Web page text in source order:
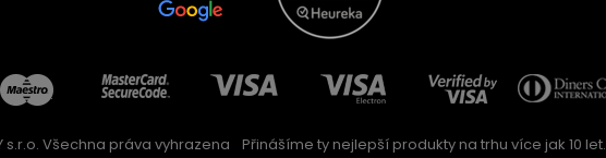
s.r.o. Všechna práva vyhrazena Přinášíme ty nejlepší produkty na trhu více jak 10 let.